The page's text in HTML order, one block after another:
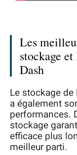
Les
stockage
Dash
Le stockage
a également
performances.
stockage
efficace plus
meilleur parti.